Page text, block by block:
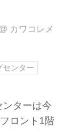
カワコレメ
センター
ターは今
ロント1階